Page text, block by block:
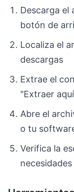
Descarga el
botón de
Localiza el
descargas
Extrae el
"Extraer
Abre el
o tu
Verifica la